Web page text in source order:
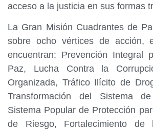
acceso a la justicia en sus formas
La Gran Misión Cuadrantes de
sobre ocho vértices de acción,
encuentran: Prevención Integral
Paz, Lucha Contra la
Organizada, Tráfico Ilícito de
Transformación del Sistema
Sistema Popular de Protección
de Riesgo, Fortalecimiento de